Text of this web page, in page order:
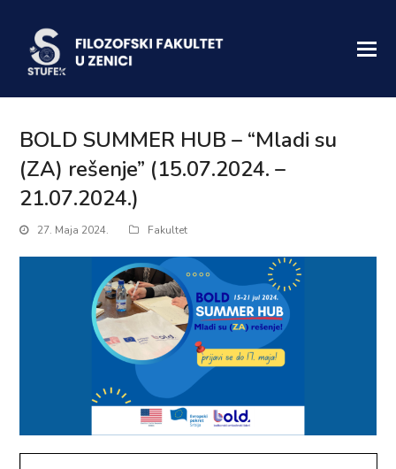
BOLD SUMMER HUB – “Mladi su
(ZA) rešenje” (15.07.2024. –
21.07.2024.)
27. Maja 2024. Fakultet